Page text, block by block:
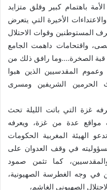
باهتمام كبير وقلق متزايد
الأخيرة التي يتعرض
المستوطنين وقوات الاحتلال
واقتحامات داهمت الجامع
قبة الصخرة….وما رافق ذلك من
المقدسيين الذين هبوا
الحرمين الشريفين ومسرى
غزة التي باتت الليلة تحث
عدة من غزة، ويعرفه
الهيئة المغربية الحكومات
في وقف العدوان على
كما تثمن صمود
في وجه الغطرسة الصهيونية،
الصهيوني الغاشم،